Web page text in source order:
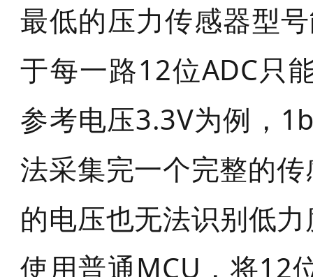
最低的压力传感器型
于每一路12位ADC只
参考电压3.3V为例，
法采集完一个完整的
的电压也无法识别低
使用普通MCU，将12